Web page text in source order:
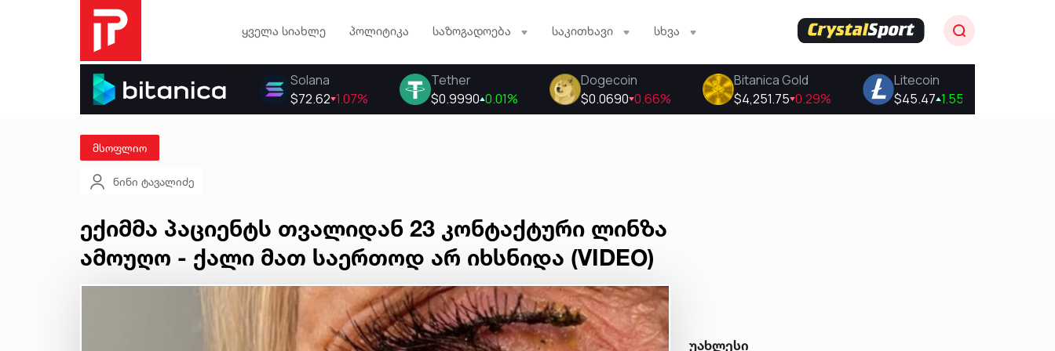
ყველა სიახლე პოლიტიკა საზოგადოება საკითხავი სხვა
მსოფლიო
ნინი ტავალიძე
ექიმმა პაციენტს თვალიდან 23 კონტაქტური ლინზა
ამოუღო - ქალი მათ საერთოდ არ იხსნიდა (VIDEO)
უახლესი